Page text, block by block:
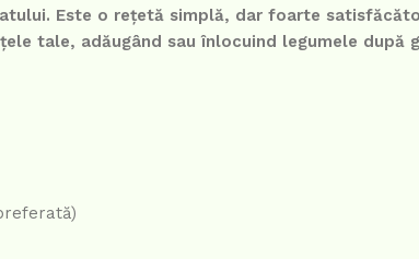
Este o rețetă simplă, dar foarte
tale, adăugând sau înlocuind legumele după